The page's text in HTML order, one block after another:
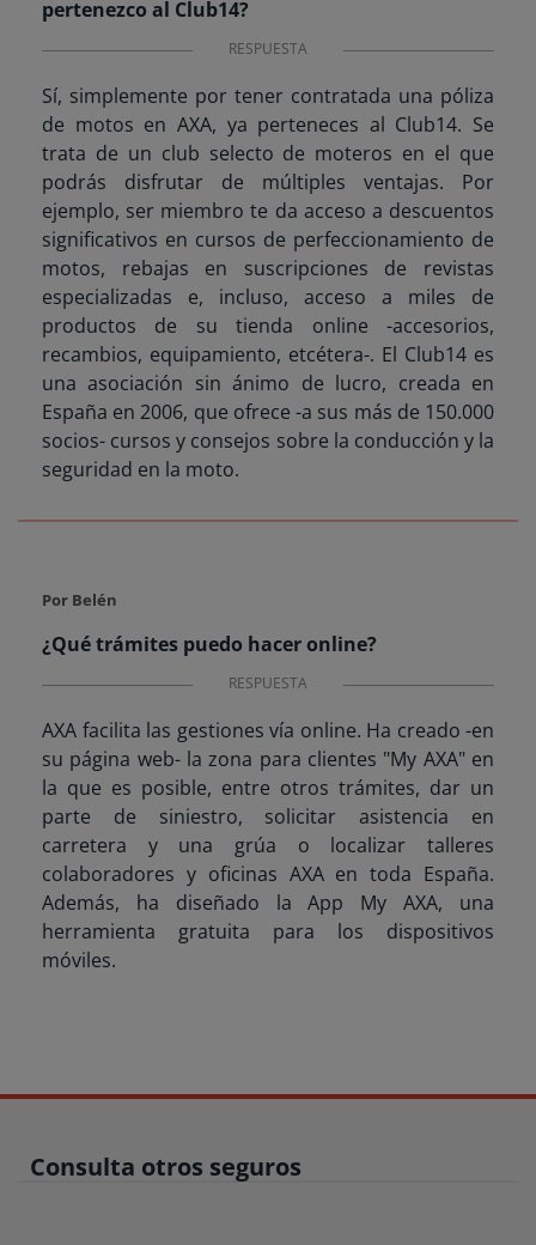
pertenezco al Club14?
RESPUESTA
Sí, simplemente por tener contratada una póliza
de motos en AXA, ya perteneces al Club14. Se
trata de un club selecto de moteros en el que
podrás disfrutar de múltiples ventajas. Por
ejemplo, ser miembro te da acceso a descuentos
significativos en cursos de perfeccionamiento de
motos, rebajas en suscripciones de revistas
especializadas e, incluso, acceso a miles de
productos de su tienda online -accesorios,
recambios, equipamiento, etcétera-. El Club14 es
una asociación sin ánimo de lucro, creada en
España en 2006, que ofrece -a sus más de 150.000
socios- cursos y consejos sobre la conducción y la
seguridad en la moto.
Por Belén
¿Qué trámites puedo hacer online?
RESPUESTA
AXA facilita las gestiones vía online. Ha creado -en
su página web- la zona para clientes "My AXA" en
la que es posible, entre otros trámites, dar un
parte de siniestro, solicitar asistencia en
carretera y una grúa o localizar talleres
colaboradores y oficinas AXA en toda España.
Además, ha diseñado la App My AXA, una
herramienta gratuita para los dispositivos
móviles.
Consulta otros seguros